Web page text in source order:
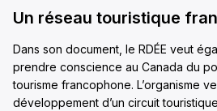
Un réseau touristique
Dans son document, le RDÉE veut
prendre conscience au Canada du
tourisme francophone. L’organisme
développement d’un circuit